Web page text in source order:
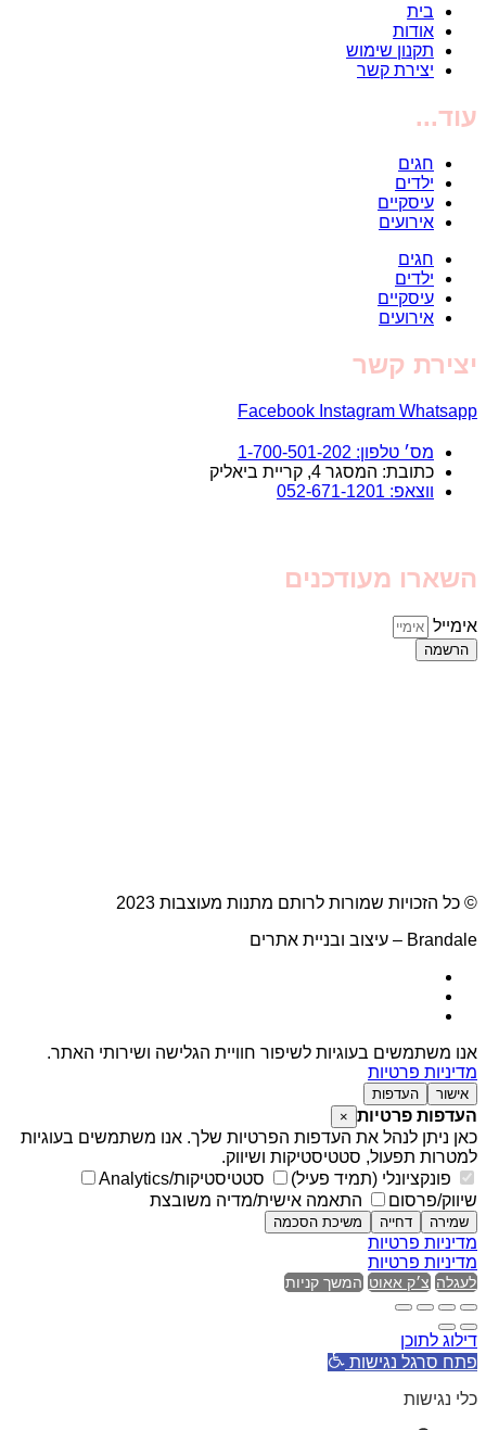
בית
אודות
תקנון שימוש
יצירת קשר
עוד...
חגים
ילדים
עיסקיים
אירועים
חגים
ילדים
עיסקיים
אירועים
יצירת קשר
Facebook Instagram Whatsapp
מס׳ טלפון: 1-700-501-202
כתובת: המסגר 4, קריית ביאליק
ווצאפ: 052-671-1201
השארו מעודכנים
אימייל
הרשמה
© כל הזכויות שמורות לרותם מתנות מעוצבות 2023
Brandale – עיצוב ובניית אתרים
אנו משתמשים בעוגיות לשיפור חוויית הגלישה ושירותי האתר.
מדיניות פרטיות
אישור העדפות
העדפות פרטיות ×
כאן ניתן לנהל את העדפות הפרטיות שלך. אנו משתמשים בעוגיות
למטרות תפעול, סטטיסטיקות ושיווק.
פונקציונלי (תמיד פעיל)
סטטיסטיקות/Analytics
שיווק/פרסום
התאמה אישית/מדיה משובצת
שמירה דחייה משיכת הסכמה
מדיניות פרטיות
מדיניות פרטיות
לעגלה צ׳ק אאוט המשך קניות
דילוג לתוכן
פתח סרגל נגישות
כלי נגישות